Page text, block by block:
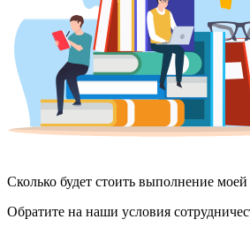
Сколько будет стоить выполнение
Обратите на наши условия